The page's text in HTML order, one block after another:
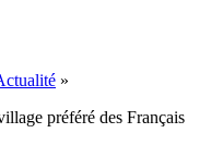
»
préféré des Français